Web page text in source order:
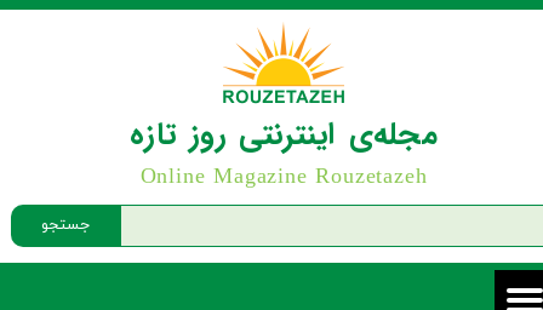
جستجو
مجله‌ی اینترنتی روز تازه
Online Magazine Rouzetazeh